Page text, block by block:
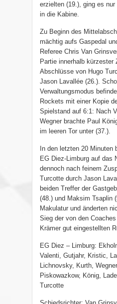
erzielten (19.), ging es
in die Kabine.
Zu Beginn des
mächtig aufs Gaspedal
Referee Chris Van
Partie innerhalb kürzester
Abschlüsse von Hugo
Jason Lavallée (26.).
Verwaltungsmodus
Rockets mit einer Kopie
Spielstand auf 6:1: Nach
Wegner brachte Paul
im leeren Tor unter (37.).
In den letzten 20 Minuten
EG Diez-Limburg auf das
dennoch nach feinem
Turcotte durch Jason
beiden Treffer der
(48.) und Maksim Tsaplin
Makulatur und änderten
Sieg der von den
Krämer gut eingestellten
EG Diez – Limburg:
Valenti, Gutjahr, Kristic,
Lichnovsky, Kurth,
Piskowazkow, König,
Turcotte